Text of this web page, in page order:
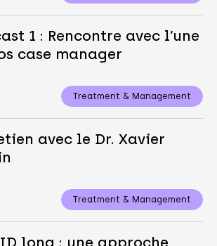
1 : Rencontre avec l’une
case manager
Treatment & Management
avec le Dr. Xavier
Treatment & Management